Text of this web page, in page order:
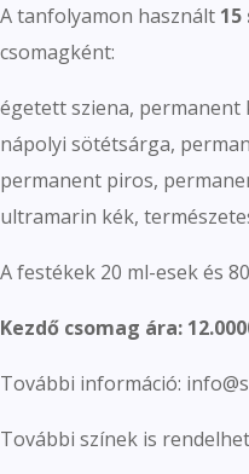
A tanfolyamon használt
csomagként:
égetett sziena, permanent
nápolyi sötétsárga,
permanent piros,
ultramarin kék,
A festékek 20 ml-esek és
Kezdő csomag ára:
További információ:
További színek is